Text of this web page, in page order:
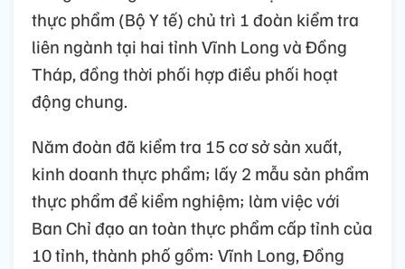
thực phẩm (Bộ Y tế) chủ trì 1 đoàn kiểm tra
liên ngành tại hai tỉnh Vĩnh Long và Đồng
Tháp, đồng thời phối hợp điều phối hoạt
động chung.
Năm đoàn đã kiểm tra 15 cơ sở sản xuất,
kinh doanh thực phẩm; lấy 2 mẫu sản phẩm
thực phẩm để kiểm nghiệm; làm việc với
Ban Chỉ đạo an toàn thực phẩm cấp tỉnh của
10 tỉnh, thành phố gồm: Vĩnh Long, Đồng